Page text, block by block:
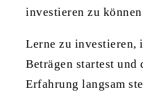
investieren zu können
Lerne zu investieren,
Beträgen startest und
Erfahrung langsam